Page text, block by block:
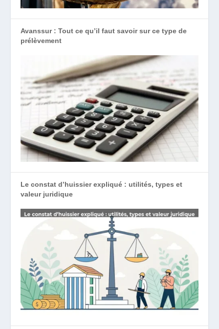
Avanssur : Tout ce qu’il faut savoir sur ce type de
prélèvement
Le constat d’huissier expliqué : utilités, types et
valeur juridique